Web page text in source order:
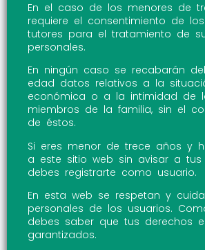
En el caso de los menores de
requiere el consentimiento de
tutores para el tratamiento de
personales.
En ningún caso se recabarán
edad datos relativos a la
económica o a la intimidad de
miembros de la familia, sin el
de éstos.
Si eres menor de trece años y
a este sitio web sin avisar a
debes registrarte como usuario.
En esta web se respetan y
personales de los usuarios.
debes saber que tus derechos
garantizados.